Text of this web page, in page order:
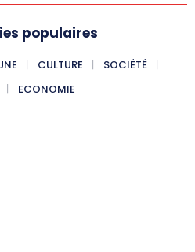
populaires
CULTURE
SOCIÉTÉ
ECONOMIE